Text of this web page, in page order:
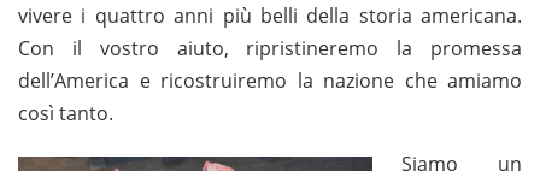
vivere i quattro anni più belli della storia americana.
Con il vostro aiuto, ripristineremo la promessa
dell’America e ricostruiremo la nazione che amiamo
così tanto.
Siamo un